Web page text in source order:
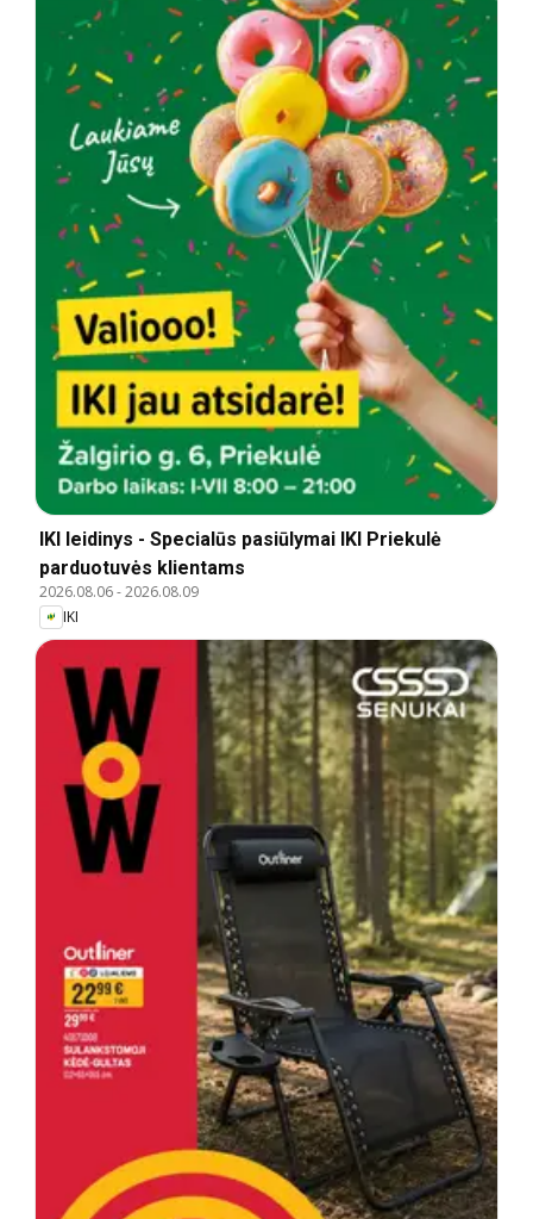
IKI leidinys - Specialūs pasiūlymai IKI Priekulė
parduotuvės klientams
2026.08.06-2026.08.09
IKI